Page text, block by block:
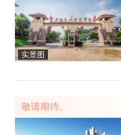
敬请期待。